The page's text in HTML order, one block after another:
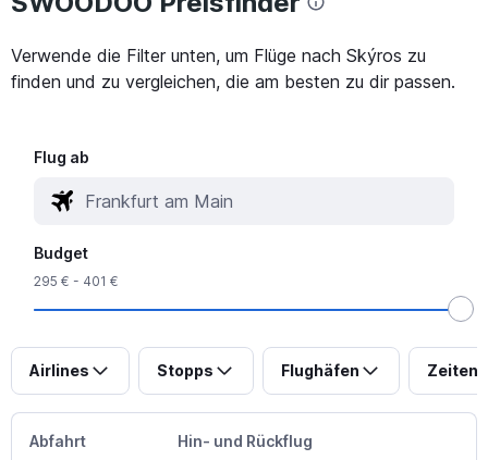
Verwende die Filter unten, um Flüge nach Skýros zu
finden und zu vergleichen, die am besten zu dir passen.
Flug ab
Budget
295 € - 401 €
Airlines Stopps Flughäfen Zeiten
Abfahrt Hin- und Rückflug